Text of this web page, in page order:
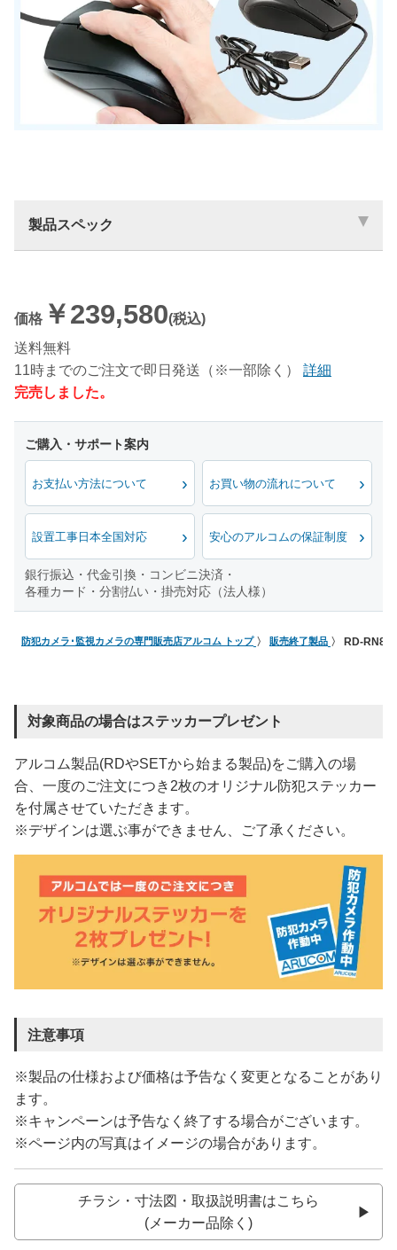
製品スペック
価格 ￥239,580(税込)
送料無料
11時までのご注文で即日発送（※一部除く）
詳細
完売しました。
お支払い方法について お買い物の流れについて
設置工事日本全国対応 安心のアルコムの保証制度
銀行振込・代金引換・コンビニ決済・
各種カード・分割払い・掛売対応（法人様）
防犯カメラ･監視カメラの専門販売店アルコム トップ 販売終了製品 RD-
対象商品の場合はステッカープレゼント
アルコム製品(RDやSETから始まる製品)をご購入の場
合、一度のご注文につき2枚のオリジナル防犯ステッカー
を付属させていただきます。
※デザインは選ぶ事ができません、ご了承ください。
注意事項
※製品の仕様および価格は予告なく変更となることがあり
ます。
※キャンペーンは予告なく終了する場合がございます。
※ページ内の写真はイメージの場合があります。
チラシ・寸法図・取扱説明書はこちら
(メーカー品除く)